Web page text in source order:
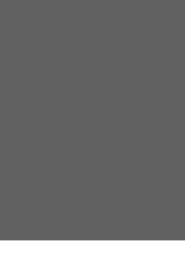
conformité avec